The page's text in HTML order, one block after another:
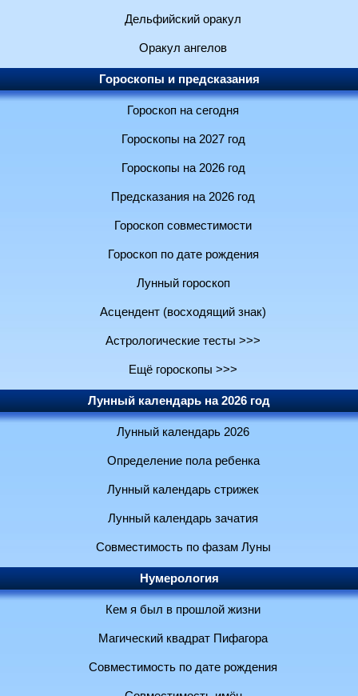
Дельфийский оракул
Оракул ангелов
Гороскопы и предсказания
Гороскоп на сегодня
Гороскопы на 2027 год
Гороскопы на 2026 год
Предсказания на 2026 год
Гороскоп совместимости
Гороскоп по дате рождения
Лунный гороскоп
Асцендент (восходящий знак)
Астрологические тесты >>>
Ещё гороскопы >>>
Лунный календарь на 2026 год
Лунный календарь 2026
Определение пола ребенка
Лунный календарь стрижек
Лунный календарь зачатия
Совместимость по фазам Луны
Нумерология
Кем я был в прошлой жизни
Магический квадрат Пифагора
Совместимость по дате рождения